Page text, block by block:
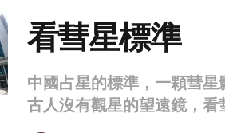
看彗星標準
中國占星的標準，一顆彗
古人沒有觀星的望遠鏡，看